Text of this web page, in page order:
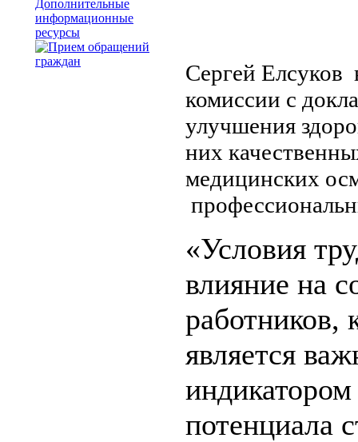
Дополнительные
информационные
ресурсы
Сергей Елсуков
комиссии с
улучшения
них
медицинских
«Условия
влияние на
работников,
является
индикатором
потенциала